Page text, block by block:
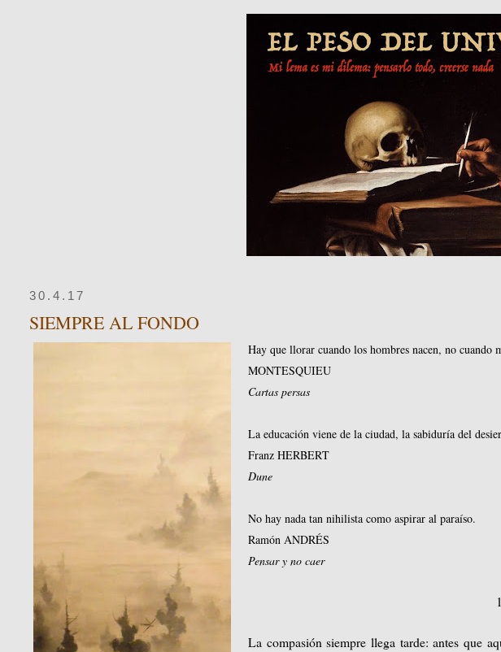
30.4.17
SIEMPRE AL FONDO
Hay que llorar cuando los hombres nacen, no cuando
MONTESQUIEU
Cartas persas
La educación viene de la ciudad, la sabiduría del
Franz HERBERT
Dune
No hay nada tan nihilista como aspirar al paraíso.
Ramón ANDRÉS
Pensar y no caer
1
La compasión siempre llega tarde: antes que